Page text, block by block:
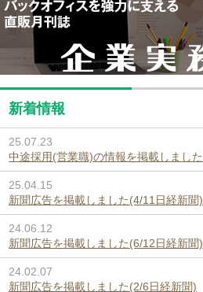
新着情報
25.07.23
中途採用(営業職)の情報を掲載しました
25.04.15
新聞広告を掲載しました(4/11日経新聞)
24.06.12
新聞広告を掲載しました(6/12日経新聞)
24.02.07
新聞広告を掲載しました(2/6日経新聞)